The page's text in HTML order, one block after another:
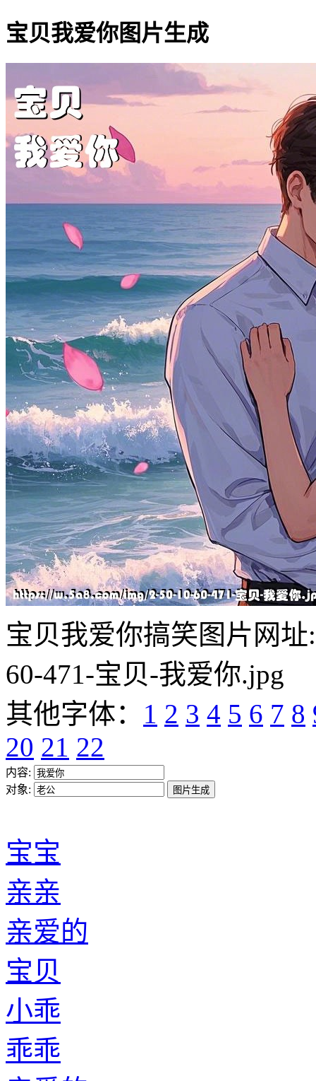
宝贝我爱你图片生成
宝贝我爱你搞笑图片网址
60-471-宝贝-我爱你.jpg
其他字体： 1 2 3 4 5 6 7 8
20 21 22
内容:
对象:
宝宝
亲亲
亲爱的
宝贝
小乖
乖乖